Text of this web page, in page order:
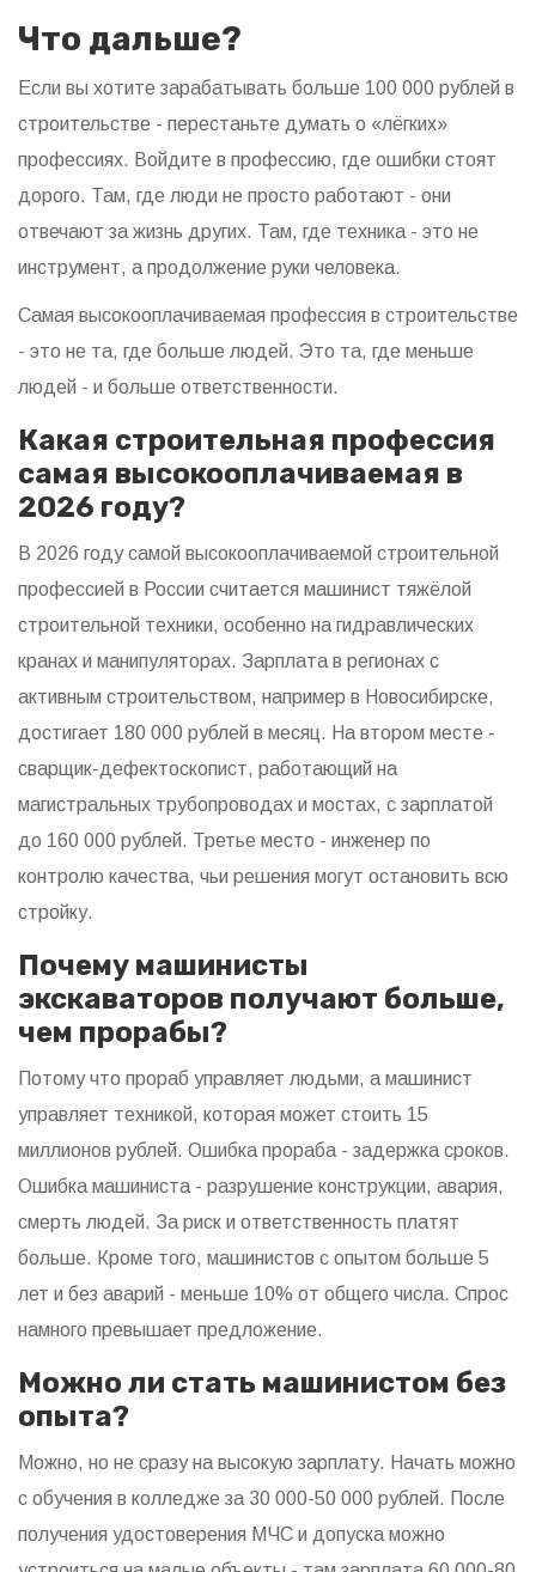
Что дальше?
Если вы хотите зарабатывать больше 100 000 рублей в
строительстве - перестаньте думать о «лёгких»
профессиях. Войдите в профессию, где ошибки стоят
дорого. Там, где люди не просто работают - они
отвечают за жизнь других. Там, где техника - это не
инструмент, а продолжение руки человека.
Самая высокооплачиваемая профессия в строительстве
- это не та, где больше людей. Это та, где меньше
людей - и больше ответственности.
Какая строительная профессия
самая высокооплачиваемая в
2026 году?
В 2026 году самой высокооплачиваемой строительной
профессией в России считается машинист тяжёлой
строительной техники, особенно на гидравлических
кранах и манипуляторах. Зарплата в регионах с
активным строительством, например в Новосибирске,
достигает 180 000 рублей в месяц. На втором месте -
сварщик-дефектоскопист, работающий на
магистральных трубопроводах и мостах, с зарплатой
до 160 000 рублей. Третье место - инженер по
контролю качества, чьи решения могут остановить всю
стройку.
Почему машинисты
экскаваторов получают больше,
чем прорабы?
Потому что прораб управляет людьми, а машинист
управляет техникой, которая может стоить 15
миллионов рублей. Ошибка прораба - задержка сроков.
Ошибка машиниста - разрушение конструкции, авария,
смерть людей. За риск и ответственность платят
больше. Кроме того, машинистов с опытом больше 5
лет и без аварий - меньше 10% от общего числа. Спрос
намного превышает предложение.
Можно ли стать машинистом без
опыта?
Можно, но не сразу на высокую зарплату. Начать можно
с обучения в колледже за 30 000-50 000 рублей. После
получения удостоверения МЧС и допуска можно